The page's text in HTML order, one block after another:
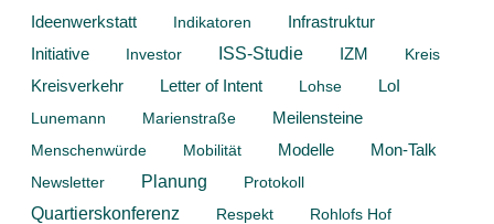
Ideenwerkstatt
Indikatoren
Infrastruktur
Initiative
Investor ISS-Studie IZM
Kreis
Kreisverkehr
Letter of Intent Lohse
LoI
Lunemann
Marienstraße
Meilensteine
Menschenwürde
Mobilität Modelle Mon-Talk
Newsletter Planung Protokoll
Quartierskonferenz Respekt
Rohlofs Hof